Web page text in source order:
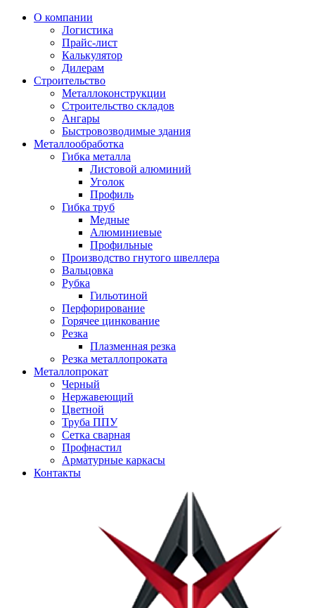
О компании
Логистика
Прайс-лист
Калькулятор
Дилерам
Строительство
Металлоконструкции
Строительство складов
Ангары
Быстровозводимые здания
Металлообработка
Гибка металла
Листовой алюминий
Уголок
Профиль
Гибка труб
Медные
Алюминиевые
Профильные
Производство гнутого швеллера
Вальцовка
Рубка
Гильотиной
Перфорирование
Горячее цинкование
Резка
Плазменная резка
Резка металлопроката
Металлопрокат
Черный
Нержавеющий
Цветной
Труба ППУ
Сетка сварная
Профнастил
Арматурные каркасы
Контакты